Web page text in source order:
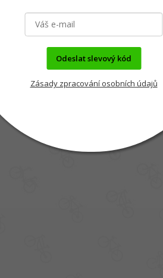
Odeslat slevový kód
Zásady zpracování osobních údajů